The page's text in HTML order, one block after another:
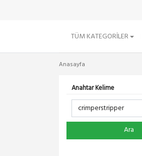
TÜM KATEGORILER
Anasayfa
Anahtar Kelime
Ara